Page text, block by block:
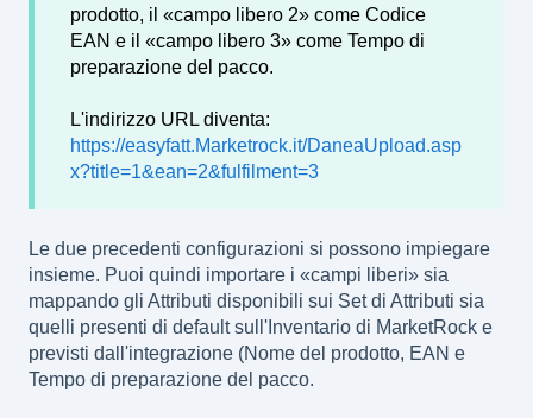
prodotto, il «campo libero 2» come Codice
EAN e il «campo libero 3» come Tempo di
preparazione del pacco.
L'indirizzo URL diventa:
https://easyfatt.Marketrock.it/DaneaUpload.asp
x?title=1&ean=2&fulfilment=3
Le due precedenti configurazioni si possono impiegare
insieme. Puoi quindi importare i «campi liberi» sia
mappando gli Attributi disponibili sui Set di Attributi sia
quelli presenti di default sull'Inventario di MarketRock e
previsti dall'integrazione (Nome del prodotto, EAN e
Tempo di preparazione del pacco.